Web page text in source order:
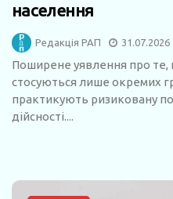
населення
Редакція РАП 31.07.2026
Поширене уявлення про те,
стосуються лише окремих
практикують ризиковану
дійсності....